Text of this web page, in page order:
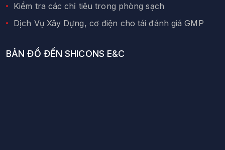
Kiểm tra các chỉ tiêu trong phòng sạch
Dịch Vụ Xây Dựng, cơ điện cho tái đánh giá GMP
BẢN ĐỒ ĐẾN SHICONS E&C